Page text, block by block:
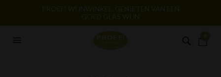
PROEF! WIJNWINKEL. GENIETEN VAN EEN
GOED GLAS WIJN